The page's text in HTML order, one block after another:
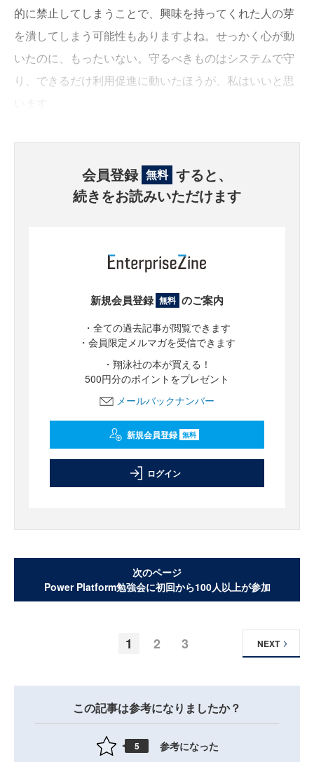
的に禁止してしまうことで、興味を持ってくれた人の芽
を潰してしまう可能性もありますよね。せっかく心が動
いたのに、もったいない。守るべきものはシステムで守
り、できるだけ利用促進に動いたほうが、私はいいと思
会員登録 無料 すると、
続きをお読みいただけます
新規会員登録 無料 のご案内
・全ての過去記事が閲覧できます
・会員限定メルマガを受信できます
・翔泳社の本が買える！
500円分のポイントをプレゼント
メールバックナンバー
新規会員登録 無料
ログイン
次のページ
Power Platform勉強会に初回から100人以上が参加
1 2 3 NEXT
この記事は参考になりましたか？
5 参考になった